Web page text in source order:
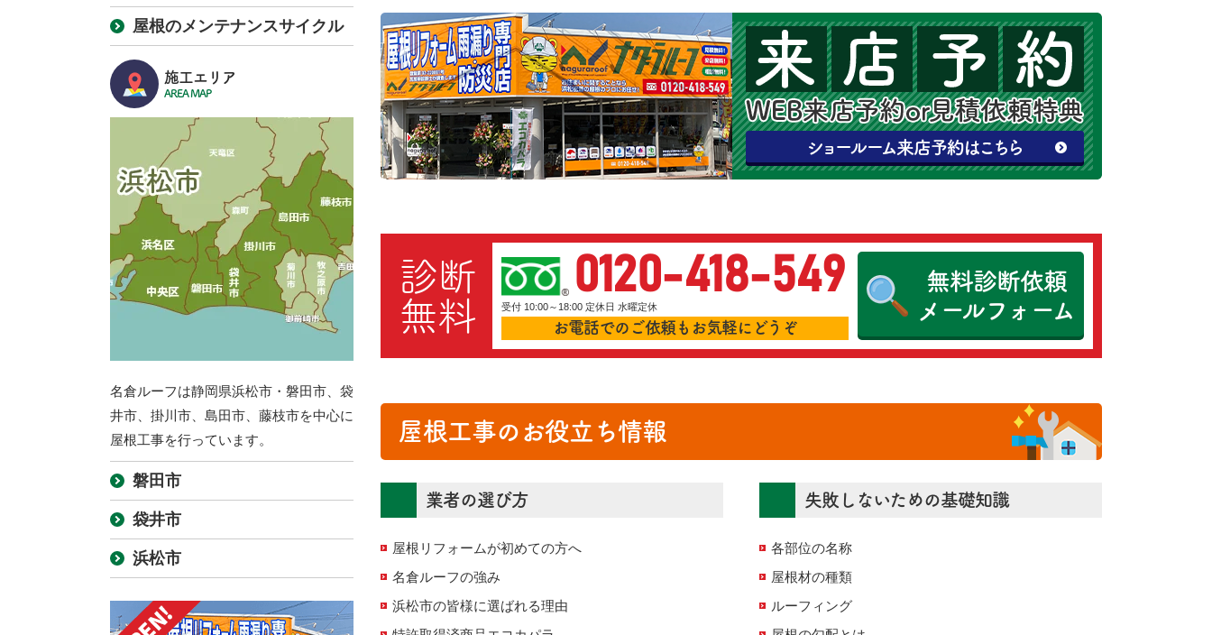
診断
無料
0120-418-549
受付 10:00～18:00 定休日 水曜定休
お電話でのご依頼もお気軽にどうぞ
無料診断依頼
メールフォーム
屋根工事のお役立ち情報
業者の選び方
屋根リフォームが初めての方へ
名倉ルーフの強み
浜松市の皆様に選ばれる理由
失敗しないための基礎知識
各部位の名称
屋根材の種類
ルーフィング
屋根のメンテナンスサイクル
施工エリア
AREA MAP
名倉ルーフは静岡県浜松市・磐田市、袋
井市、掛川市、島田市、藤枝市を中心に
屋根工事を行っています。
磐田市
袋井市
浜松市